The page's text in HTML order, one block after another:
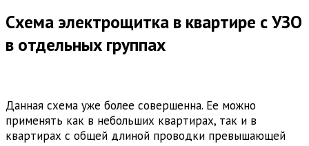
Схема электрощитка в квартире с УЗО
в отдельных группах
Данная схема уже более совершенна. Ее можно
применять как в небольших квартирах, так и в
квартирах с общей длиной проводки превышающей